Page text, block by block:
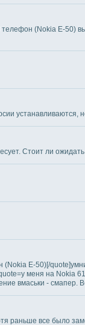
телефон (Nokia E-50)
устанавливаются,
Стоит ли
E-50)[/
меня на Nokia
вмаськи - смапер.
раньше все было